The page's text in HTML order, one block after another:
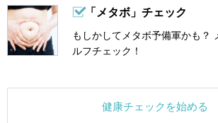
「メタボ」チェック
もしかしてメタボ予備軍かも？
ルフチェック！
健康チェックを始める